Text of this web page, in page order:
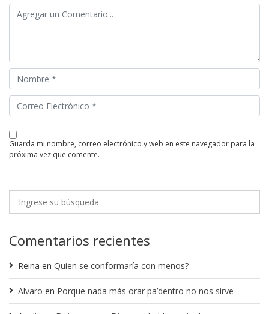
guarda mi nombre, correo electrónico y web en este navegador para la
próxima vez que comente.
Comentarios recientes
Reina en Quien se conformaría con menos?
Alvaro en Porque nada más orar pa’dentro no nos sirve